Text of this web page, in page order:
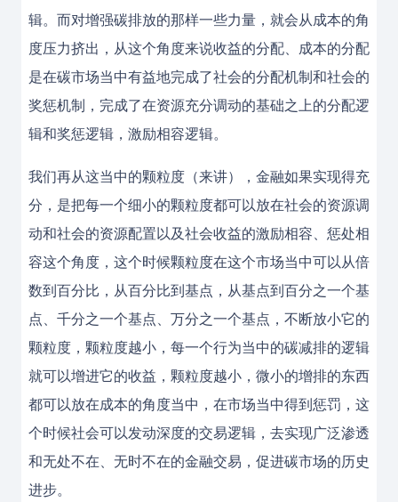
辑。而对增强碳排放的那样一些力量，就会从成本的角
度压力挤出，从这个角度来说收益的分配、成本的分配
是在碳市场当中有益地完成了社会的分配机制和社会的
奖惩机制，完成了在资源充分调动的基础之上的分配逻
辑和奖惩逻辑，激励相容逻辑。
我们再从这当中的颗粒度（来讲），金融如果实现得充
分，是把每一个细小的颗粒度都可以放在社会的资源调
动和社会的资源配置以及社会收益的激励相容、惩处相
容这个角度，这个时候颗粒度在这个市场当中可以从倍
数到百分比，从百分比到基点，从基点到百分之一个基
点、千分之一个基点、万分之一个基点，不断放小它的
颗粒度，颗粒度越小，每一个行为当中的碳减排的逻辑
就可以增进它的收益，颗粒度越小，微小的增排的东西
都可以放在成本的角度当中，在市场当中得到惩罚，这
个时候社会可以发动深度的交易逻辑，去实现广泛渗透
和无处不在、无时不在的金融交易，促进碳市场的历史
进步。